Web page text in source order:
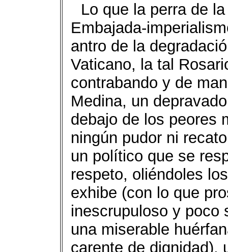
Lo que la perra de
Embajada-
antro de la
Vaticano, la tal
contrabando y de
Medina, un
debajo de los peores
ningún pudor ni
un político que se
respeto, oliéndoles
exhibe (con lo que
inescrupuloso y poco
una miserable
carente de dignidad),